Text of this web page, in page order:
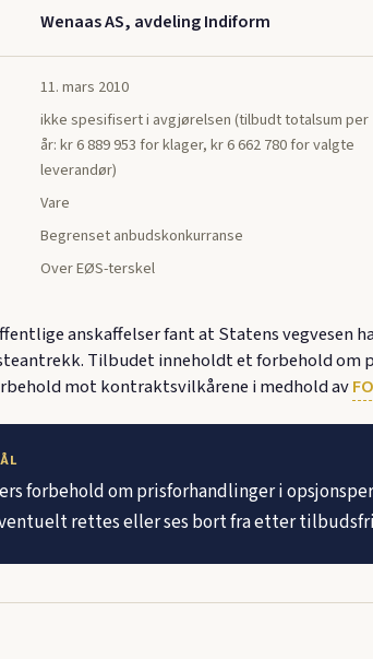
Wenaas AS, avdeling Indiform
11. mars 2010
ikke spesifisert i avgjørelsen (tilbudt totalsum per
år: kr 6 889 953 for klager, kr 6 662 780 for valgte
leverandør)
Vare
Begrenset anbudskonkurranse
Over EØS-terskel
anskaffelser fant at Statens vegvesen
Tilbudet inneholdt et forbehold om
mot kontraktsvilkårene i medhold av
forbehold om prisforhandlinger i
rettes eller ses bort fra etter